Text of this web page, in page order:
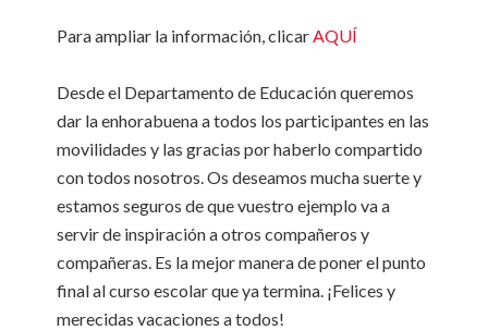
Para ampliar la información, clicar AQUÍ
Desde el Departamento de Educación queremos
dar la enhorabuena a todos los participantes en las
movilidades y las gracias por haberlo compartido
con todos nosotros. Os deseamos mucha suerte y
estamos seguros de que vuestro ejemplo va a
servir de inspiración a otros compañeros y
compañeras. Es la mejor manera de poner el punto
final al curso escolar que ya termina. ¡Felices y
merecidas vacaciones a todos!